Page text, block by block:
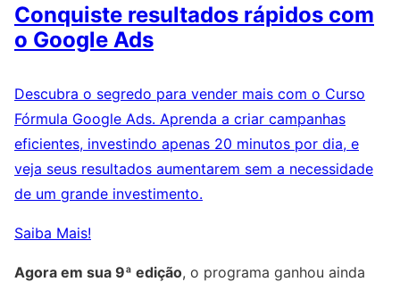
Conquiste resultados rápidos com
o Google Ads
Descubra o segredo para vender mais com o Curso
Fórmula Google Ads. Aprenda a criar campanhas
eficientes, investindo apenas 20 minutos por dia, e
veja seus resultados aumentarem sem a necessidade
de um grande investimento.
Saiba Mais!
Agora em sua 9ª edição, o programa ganhou ainda